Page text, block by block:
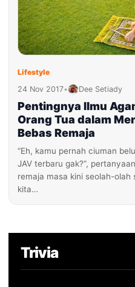
Lifestyle
24 Nov 2017• Dee Setiady
Pentingnya Ilmu
Orang Tua dalam
Bebas Remaja
“Eh, kamu pernah ciuman
JAV terbaru gak?”,
remaja masa kini seolah-
kita…
Trivia